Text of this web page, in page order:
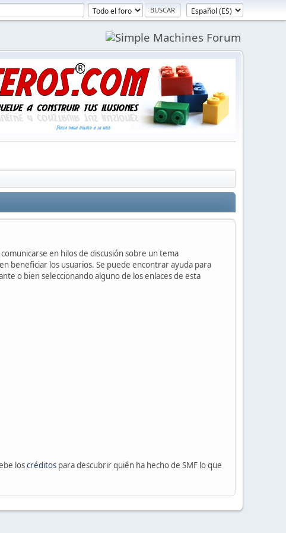
en hilos de discusión sobre un tema
beneficiar los usuarios. Se puede encontrar ayuda para
o bien seleccionando alguno de los enlaces de esta
loscréditos para descubrir quién ha hecho de SMF lo que